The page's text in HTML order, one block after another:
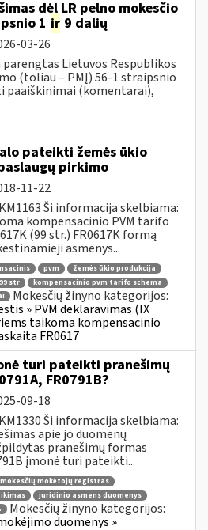
dėl LR pelno mokesčio
1 ir 9 dalių
03-26
Lietuvos Respublikos
(toliau – PMĮ) 56-1 straipsnio
paaiškinimai (komentarai),
pateikti žemės ūkio
pirkimo
11-22
Ši informacija skelbiama:
kompensacinio PVM tarifo
(99 str.) FR0617K formą
asmenys...
pvm
žemės ūkio produkcija
str
kompensacinio pvm tarifo schema
Mokesčių žinyno kategorijos:
» PVM deklaravimas (IX
taikoma kompensacinio
FR0617
turi pateikti pranešimų
FR0791B?
09-18
Ši informacija skelbiama:
apie jo duomenų
pranešimų formas
įmonė turi pateikti...
mokesčių mokėtojų registras
juridinio asmens duomenys
Mokesčių žinyno kategorijos:
duomenys »